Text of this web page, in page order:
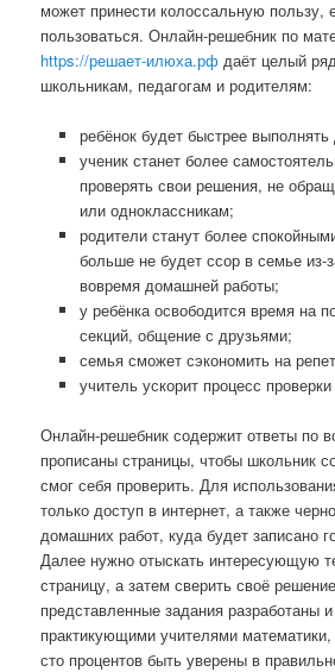
может принести колоссальную пользу,
пользоваться. Онлайн-решебник по
https://решает-илюха.рф даёт целый
школьникам, педагогам и родителям:
ребёнок будет быстрее
ученик станет более
проверять свои решения, не
или одноклассникам;
родители станут более
больше не будет ссор в семье из-
вовремя домашней работы;
у ребёнка освободится время на
секций, общение с друзьями;
семья сможет сэкономить на
учитель ускорит процесс
Онлайн-решебник содержит ответы по
прописаны страницы, чтобы школьник
смог себя проверить. Для
только доступ в интернет, а также
домашних работ, куда будет записано
Далее нужно отыскать интересующую
страницу, а затем сверить своё
представленные задания разработаны
практикующими учителями
сто процентов быть уверены в